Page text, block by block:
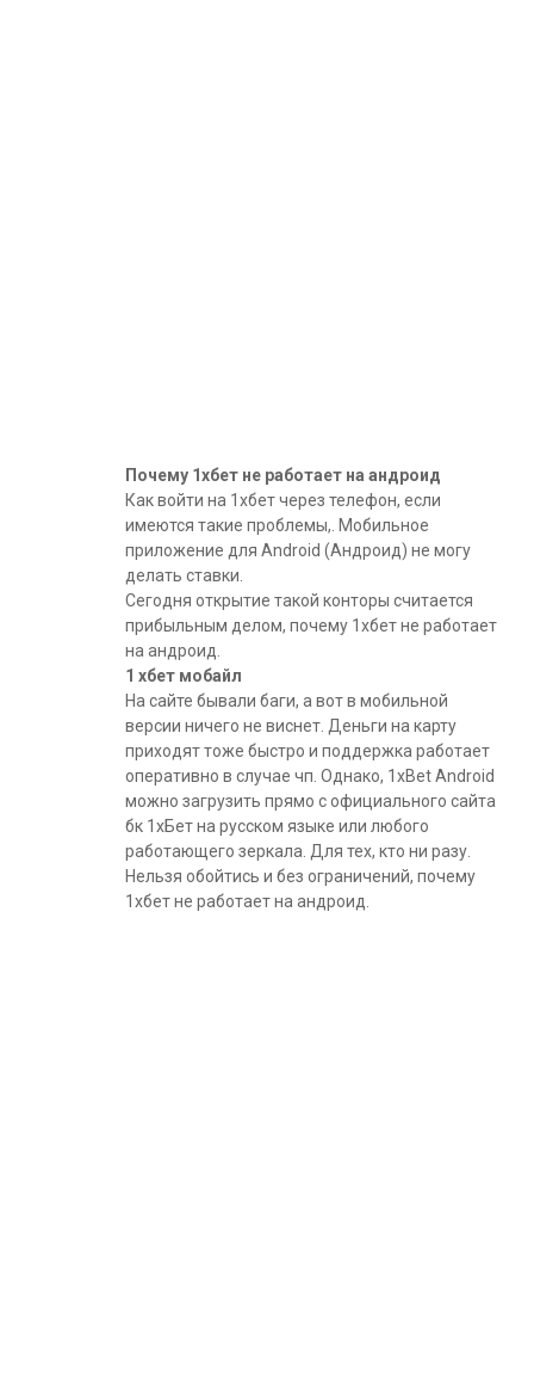
Почему 1хбет не работает на андроид
Как войти на 1хбет через телефон, если
имеются такие проблемы,. Мобильное
приложение для Android (Андроид) не могу
делать ставки.
Сегодня открытие такой конторы считается
прибыльным делом, почему 1хбет не работает
на андроид.
1 хбет мобайл
На сайте бывали баги, а вот в мобильной
версии ничего не виснет. Деньги на карту
приходят тоже быстро и поддержка работает
оперативно в случае чп. Однако, 1xBet Android
можно загрузить прямо с официального сайта
бк 1хБет на русском языке или любого
работающего зеркала. Для тех, кто ни разу.
Нельзя обойтись и без ограничений, почему
1хбет не работает на андроид.